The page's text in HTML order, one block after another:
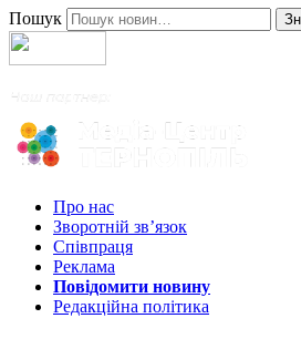
Пошук
Про нас
Зворотній зв’язок
Співпраця
Реклама
Повідомити новину
Редакційна політика